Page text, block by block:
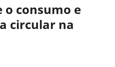
o consumo e
circular na